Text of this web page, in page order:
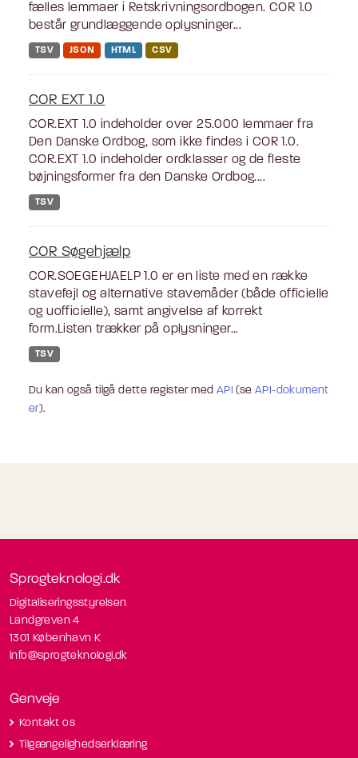
fælles lemmaer i Retskrivningsordbogen. COR 1.0
består grundlæggende oplysninger...
TSV JSON HTML CSV
COR EXT 1.0
COR.EXT 1.0 indeholder over 25.000 lemmaer fra
Den Danske Ordbog, som ikke findes i COR 1.0.
COR.EXT 1.0 indeholder ordklasser og de fleste
bøjningsformer fra den Danske Ordbog....
TSV
COR Søgehjælp
COR.SOEGEHJAELP 1.0 er en liste med en række
stavefejl og alternative stavemåder (både officielle
og uofficielle), samt angivelse af korrekt
form.Listen trækker på oplysninger...
TSV
Du kan også tilgå dette register med API (seAPI-dokument
er).
Sprogteknologi.dk
Digitaliseringsstyrelsen
Landgreven 4
1301 København K
info@sprogteknologi.dk
Genveje
Kontakt os
Tilgængelighedserklæring